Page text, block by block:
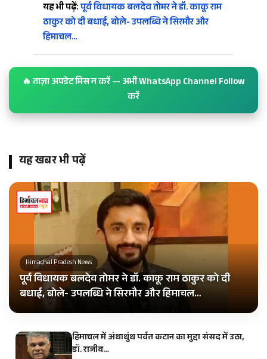
यह भी पढ़ें:पूर्व विधायक बलदेव तोमर ने डॉ. काकू राम
ठाकुर को दी बधाई, बोले- उपलब्धि ने सिरमौर और
हिमाचल…
🔥 ताज़ा अपडेट मिस न करें — अभी WhatsApp Channel Follow
करें
यह खबर भी पढ़ें
Himachal Pradesh News
पूर्व विधायक बलदेव तोमर ने डॉ. काकू राम ठाकुर को दी
बधाई, बोले- उपलब्धि ने सिरमौर और हिमाचल…
हिमाचल में अंधाधुंध पर्वत कटान का मुद्दा संसद में उठा,
डॉ. राजीव…